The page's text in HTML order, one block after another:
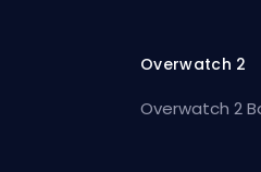
Overwatch 2
Overwatch 2